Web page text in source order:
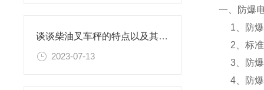
谈谈柴油叉车秤的特点以及其在物流行业中的重要作用
2023-07-13
一、防爆
1、防爆
2、标准
3、防爆
4、防爆